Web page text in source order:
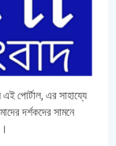
এই পোর্টাল, এর সাহায্যে
দর্শকদের সামনে